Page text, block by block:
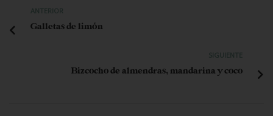
ANTERIOR
Galletas de limón
SIGUIENTE
Bizcocho de almendras, mandarina y coco